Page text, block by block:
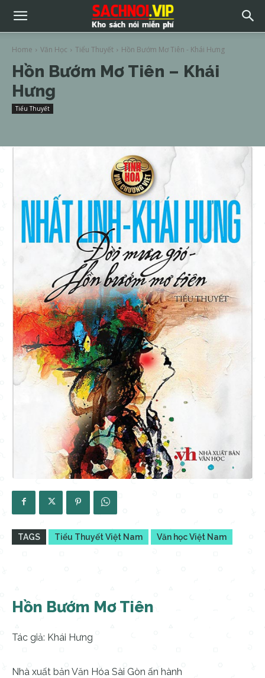
Home Văn Học Tiểu Thuyết Hồn Bướm Mơ Tiên - Khái Hưng
Hồn Bướm Mơ Tiên – Khái
Hưng
Tiểu Thuyết
TAGS Tiểu Thuyết Việt Nam Văn học Việt Nam
Hồn Bướm Mơ Tiên
Tác giả: Khái Hưng
Nhà xuất bản Văn Hóa Sài Gòn ấn hành